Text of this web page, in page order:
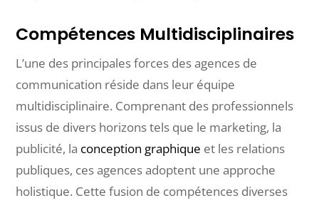
Compétences Multidisciplinaires
L’une des principales forces des agences de
communication réside dans leur équipe
multidisciplinaire. Comprenant des professionnels
issus de divers horizons tels que le marketing, la
publicité, la conception graphique et les relations
publiques, ces agences adoptent une approche
holistique. Cette fusion de compétences diverses